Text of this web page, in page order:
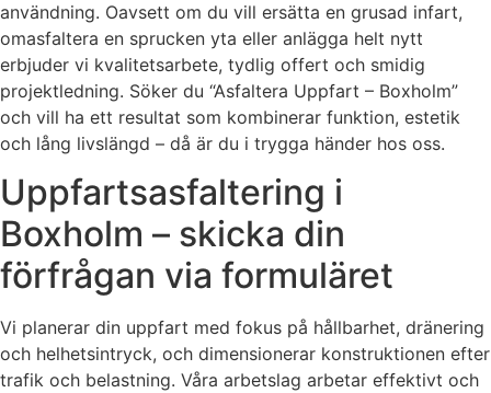
användning. Oavsett om du vill ersätta en grusad infart,
omasfaltera en sprucken yta eller anlägga helt nytt
erbjuder vi kvalitetsarbete, tydlig offert och smidig
projektledning. Söker du “Asfaltera Uppfart – Boxholm”
och vill ha ett resultat som kombinerar funktion, estetik
och lång livslängd – då är du i trygga händer hos oss.
Uppfartsasfaltering i
Boxholm – skicka din
förfrågan via formuläret
Vi planerar din uppfart med fokus på hållbarhet, dränering
och helhetsintryck, och dimensionerar konstruktionen efter
trafik och belastning. Våra arbetslag arbetar effektivt och